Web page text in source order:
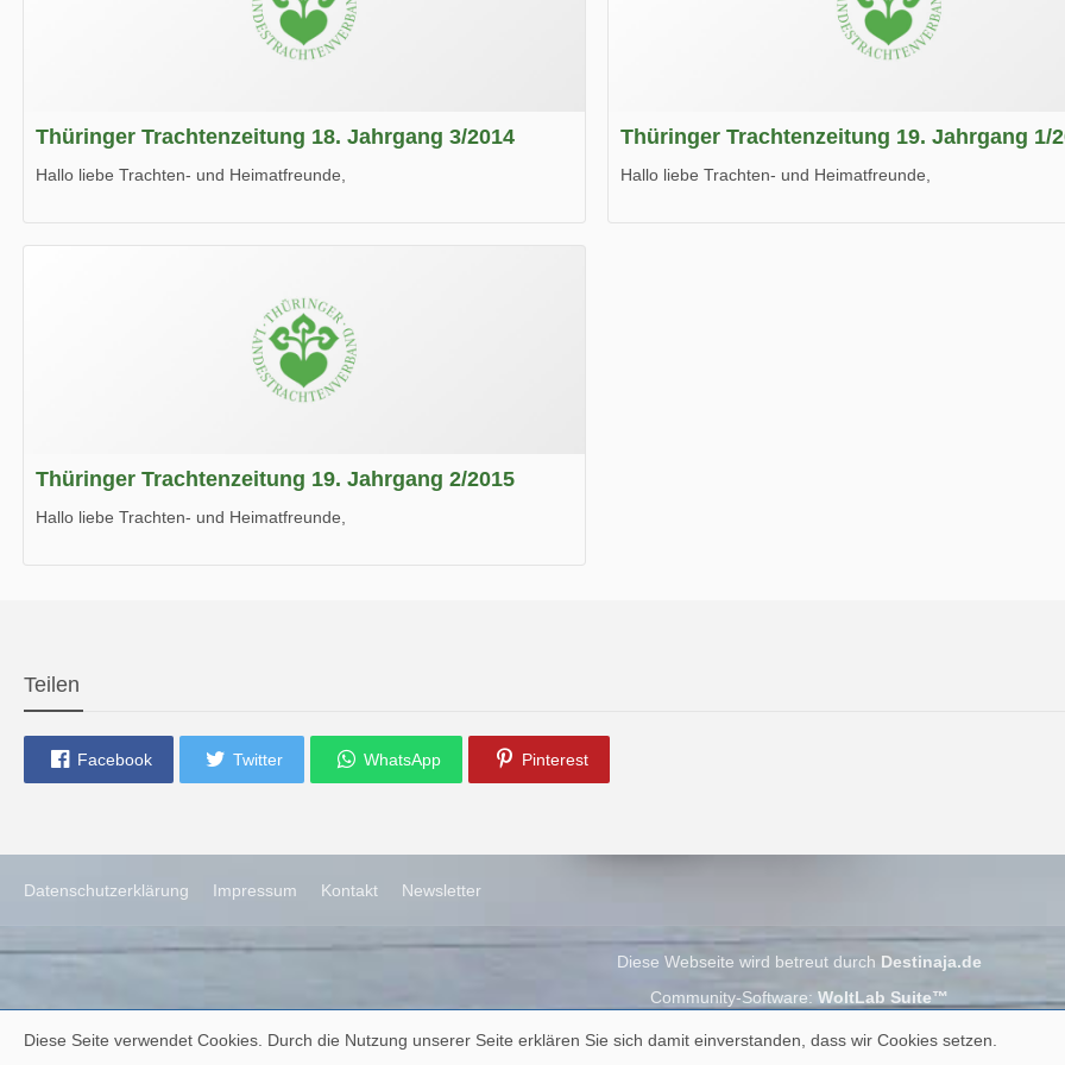
Thüringer Trachtenzeitung 18. Jahrgang 3/2014
Hallo liebe Trachten- und Heimatfreunde,
Wir wünschen Euch viel Spaß beim Lesen.
Thüringer Trachtenzeitung 19. Jahrgang 1/
Hallo liebe Trachten- und Heimatfreunde,
Thüringer Trachtenzeitung 19. Jahrgang 2/2015
Hallo liebe Trachten- und Heimatfreunde,
Teilen
Facebook Twitter WhatsApp Pinterest
Datenschutzerklärung Impressum Kontakt Newsletter
Diese Webseite wird betreut durch Destinaja.de
Community-Software: WoltLab Suite™
Diese Seite verwendet Cookies. Durch die Nutzung unserer Seite erklären Sie sich damit einverstanden, dass wir Cookies setzen.